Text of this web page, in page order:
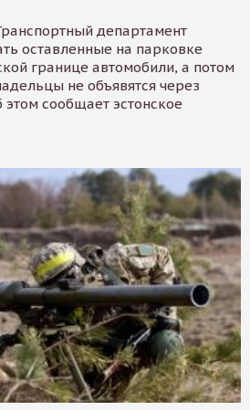
департамент
оставленные на парковке
границе автомобили, а потом
не объявятся через
сообщает эстонское